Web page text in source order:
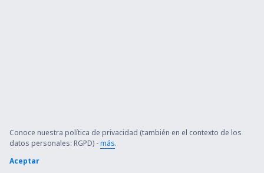
Conoce nuestra política de privacidad (también en el contexto de los
datos personales: RGPD) -más.
Aceptar